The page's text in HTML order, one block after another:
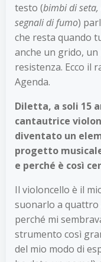
testo (bimbi di seta,
segnali di fumo)
che resta quando
anche un grido,
resistenza. Ecco il
Agenda.
Diletta, a soli 15
cantautrice
diventato un
progetto
e perché è così
Il violoncello è il
suonarlo a quattro
perché mi
strumento così
del mio modo di